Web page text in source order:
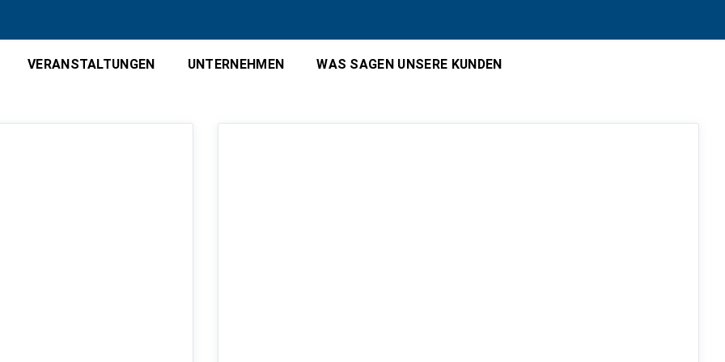
VERANSTALTUNGEN UNTERNEHMEN WAS SAGEN UNSERE KUNDEN